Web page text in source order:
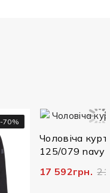
-
Чоловіча куртка
125/079 navy
17 592грн. 21